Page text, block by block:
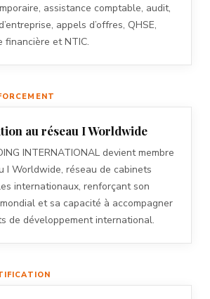
assistance comptable, audit,
appels d’offres, QHSE,
financière et NTIC.
au réseau I Worldwide
INTERNATIONAL devient membre
I Worldwide, réseau de cabinets
internationaux, renforçant son
et sa capacité à accompagner
de développement international.